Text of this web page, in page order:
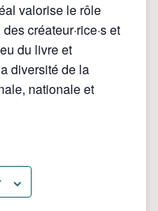
valorise le rôle
créateur·rice·s et
du livre et
diversité de la
nationale et